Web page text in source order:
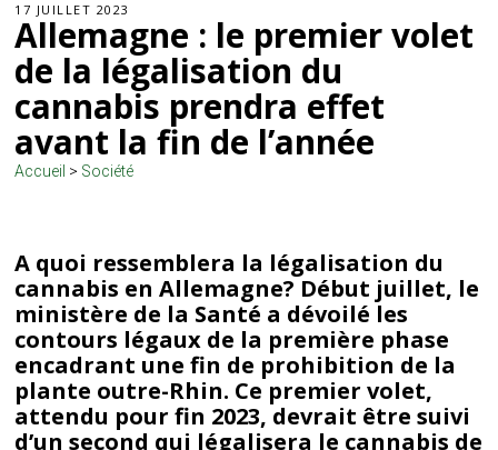
17 JUILLET 2023
Allemagne : le premier volet
de la légalisation du
cannabis prendra effet
avant la fin de l’année
Accueil > Société
A quoi ressemblera la légalisation du
cannabis en Allemagne? Début juillet, le
ministère de la Santé a dévoilé les
contours légaux de la première phase
encadrant une fin de prohibition de la
plante outre-Rhin. Ce premier volet,
attendu pour fin 2023, devrait être suivi
d’un second qui légalisera le cannabis de